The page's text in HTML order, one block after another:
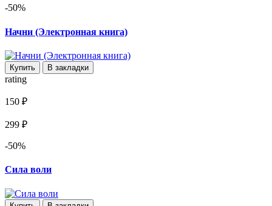
-50%
Начни (Электронная книга)
Купить В закладки
rating
150 ₽
299 ₽
-50%
Сила воли